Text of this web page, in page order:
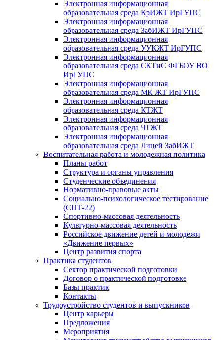
Электронная информационная
образовательная среда КрИЖТ ИрГУПС
Электронная информационная
образовательная среда ЗабИЖТ ИрГУПС
Электронная информационная
образовательная среда УУКЖТ ИрГУПС
Электронная информационная
образовательная среда СКТиС ФГБОУ ВО
ИрГУПС
Электронная информационная
образовательная среда МК ЖТ ИрГУПС
Электронная информационная
образовательная среда КТЖТ
Электронная информационная
образовательная среда ЧТЖТ
Электронная информационная
образовательная среда Лицей ЗабИЖТ
Воспитательная работа и молодежная политика
Планы работ
Структура и органы управления
Студенческие объединения
Нормативно-правовые акты
Социально-психологическое тестирование
(СПТ-22)
Спортивно-массовая деятельность
Культурно-массовая деятельность
Российское движение детей и молодежи
«Движение первых»
Центр развития спорта
Практика студентов
Сектор практической подготовки
Договор о практической подготовке
Базы практик
Контакты
Трудоустройство студентов и выпускников
Центр карьеры
Предложения
Мероприятия